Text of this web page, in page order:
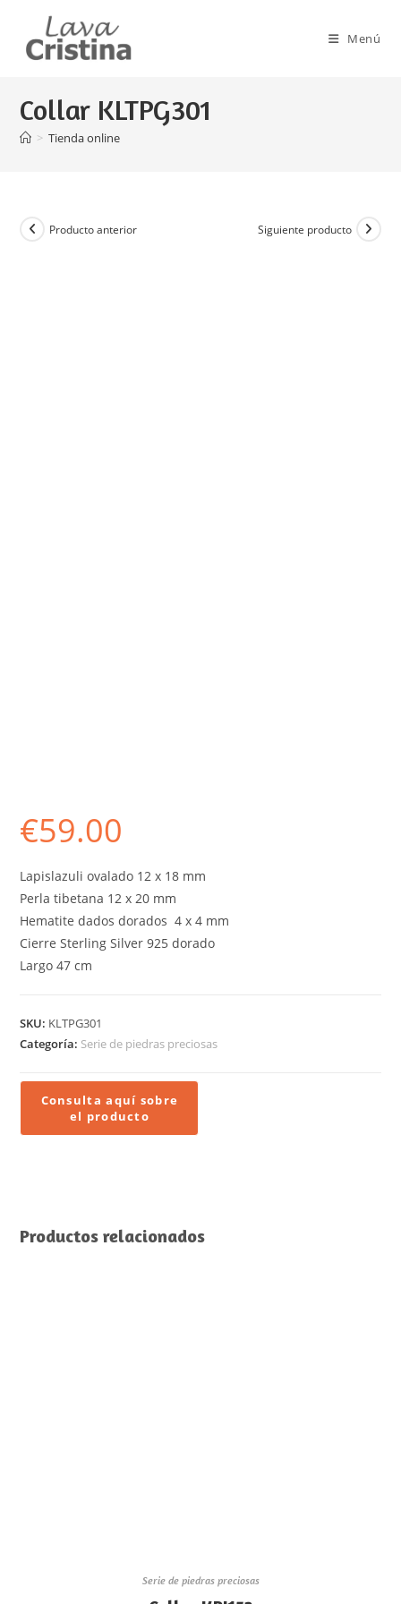
contenido
Menú
Collar KLTPG301
> Tienda online
Producto anterior Siguiente producto
€59.00
Lapislazuli ovalado 12 x 18 mm
Perla tibetana 12 x 20 mm
Hematite dados dorados 4 x 4 mm
Cierre Sterling Silver 925 dorado
Largo 47 cm
SKU: KLTPG301
Categoría: Serie de piedras preciosas
Productos relacionados
Serie de piedras preciosas